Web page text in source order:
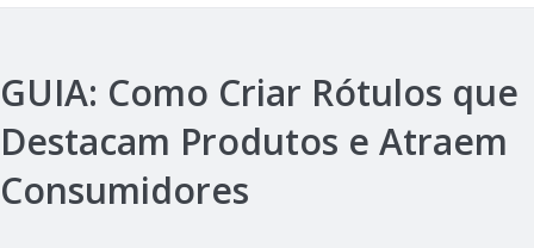
GUIA: Como Criar Rótulos que
Destacam Produtos e Atraem
Consumidores